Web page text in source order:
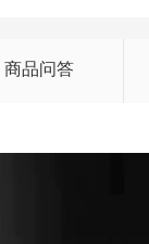
商品问答